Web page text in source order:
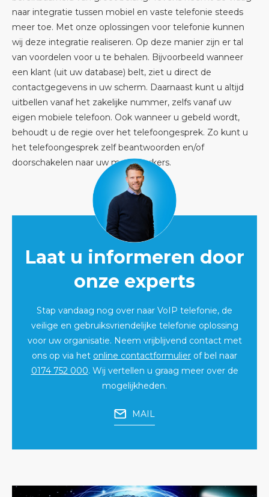
naar integratie tussen mobiel en vaste telefonie steeds
meer toe. Met onze oplossingen voor telefonie kunnen
wij deze integratie realiseren. Op deze manier zijn er tal
van voordelen voor u te behalen. Bijvoorbeeld wanneer
een klant (uit uw database) belt, ziet u direct de
contactgegevens in uw scherm. Daarnaast kunt u altijd
uitbellen vanaf het zakelijke nummer, zelfs vanaf uw
eigen mobiele telefoon. Ook wanneer u gebeld wordt,
behoudt u de regie over het telefoongesprek. Zo kunt u
het telefoongesprek zelf beantwoorden en/of
doorschakelen naar uw medewerkers.
Laat u informeren door
onze experts
Stap vandaag nog over naar VoIP telefonie, de
veilige en gebruiksvriendelijke telefonie oplossing
voor uw organisatie. Neem vrijblijvend contact met
ons op via het online contactformulier of bel naar
0174 752 000. Wij vertellen u graag meer over de
mogelijkheden.
MAIL